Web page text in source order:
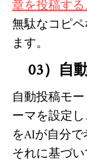
章を投稿す
無駄なコピ
ます。
03）自
自動投稿モ
ーマを設定
をAIが自分
それに基づい